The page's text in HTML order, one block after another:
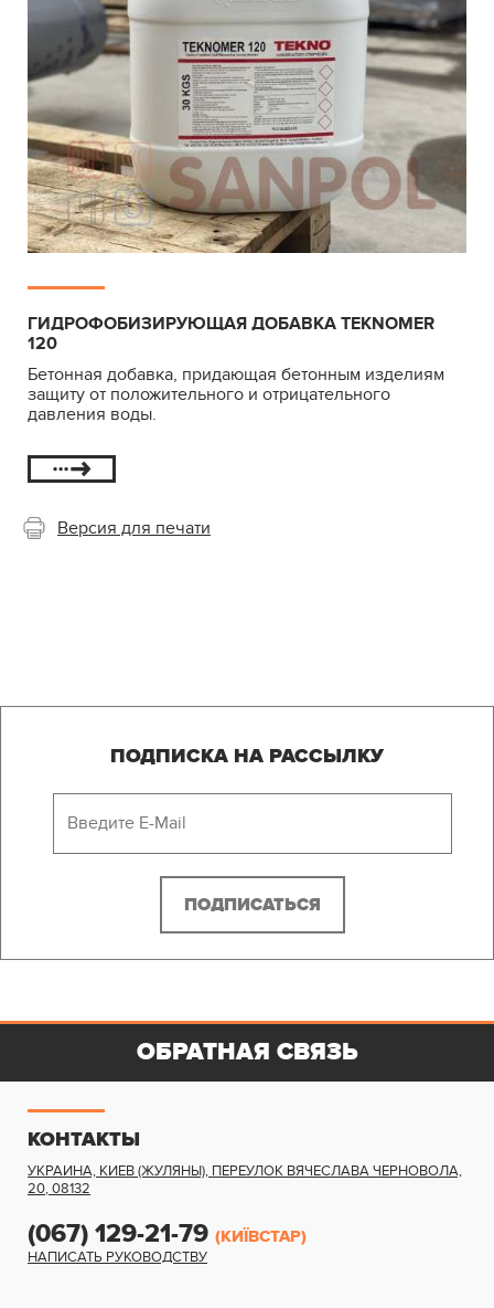
ГИДРОФОБИЗИРУЮЩАЯ ДОБАВКА TEKNOMER
120
Бетонная добавка, придающая бетонным изделиям
защиту от положительного и отрицательного
давления воды.
Версия для печати
ПОДПИСКА НА РАССЫЛКУ
КОНТАКТЫ
УКРАИНА, КИЕВ (ЖУЛЯНЫ), ПЕРЕУЛОК ВЯЧЕСЛАВА ЧЕРНОВОЛА,
20,08132
(067) 129-21-79 (КИЇВСТАР)
НАПИСАТЬ РУКОВОДСТВУ
ОБРАТНАЯ СВЯЗЬ